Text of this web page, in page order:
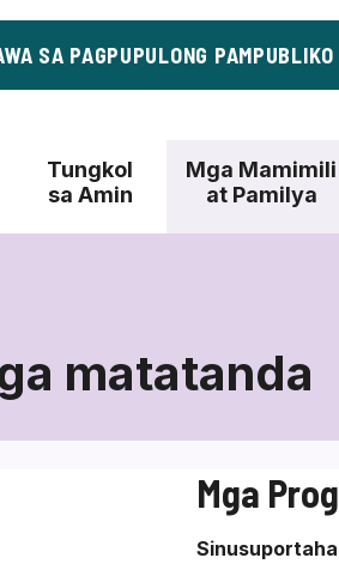
SA PAGPUPULONG PAMPUBLIKO
Tungkol
sa Amin
Mga Mamimili
at Pamilya
matatanda
Mga
matatanda
Mga